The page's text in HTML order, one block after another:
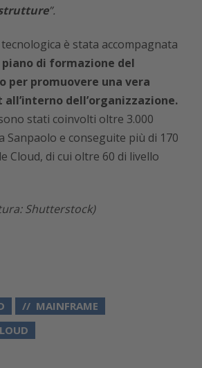
”.
è stata accompagnata
di formazione del
per promuovere una vera
dell’organizzazione.
stati coinvolti oltre 3.000
Sanpaolo e conseguite più di 170
Cloud, di cui oltre 60 di livello
Shutterstock)
MAINFRAME